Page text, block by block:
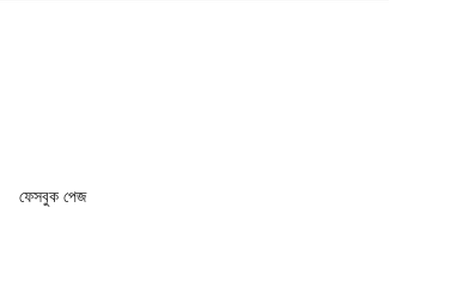
ফেসবুক পেজ